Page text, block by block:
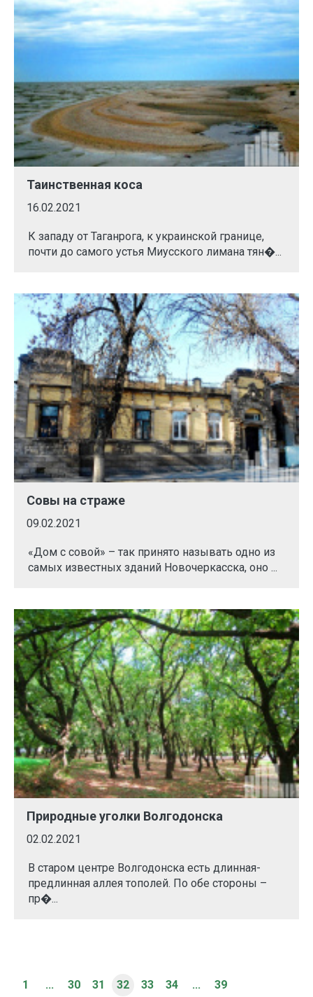
Таинственная коса
16.02.2021
К западу от Таганрога, к украинской границе,
почти до самого устья Миусского лимана тян�...
Совы на страже
09.02.2021
«Дом с совой» – так принято называть одно из
самых известных зданий Новочеркасска, оно ...
Природные уголки Волгодонска
02.02.2021
В старом центре Волгодонска есть длинная-
предлинная аллея тополей. По обе стороны –
пр�...
1 ... 30 31 32 33 34 ... 39